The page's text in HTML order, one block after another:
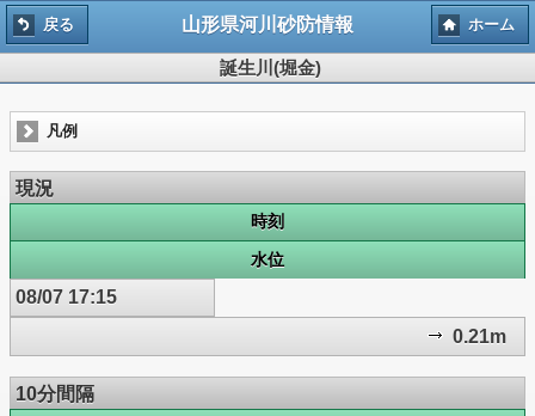
戻る 山形県河川砂防情報 ホーム
誕生川(堀金)
凡例
現況
時刻
水位
08/07 17:15
0.21m
10分間隔